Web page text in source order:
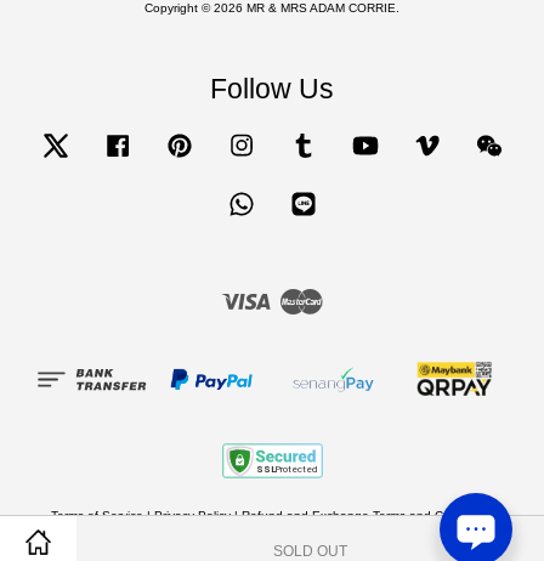
SOLD OUT
Copyright © 2026 MR & MRS ADAM CORRIE.
Follow Us
Twitter Facebook Pinterest Instagram Tumblr YouTube Vimeo
Whatsapp
Visa
Terms of Service|Privacy Policy|Refund and Exchange Terms and Conditions
Share on Twitter